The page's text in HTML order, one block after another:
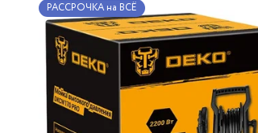
РАССРОЧКА на ВСЁ